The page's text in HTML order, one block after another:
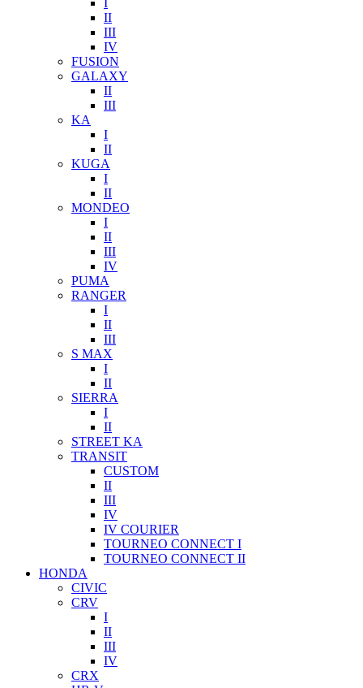
I
II
III
IV
FUSION
GALAXY
II
III
KA
I
II
KUGA
I
II
MONDEO
I
II
III
IV
PUMA
RANGER
I
II
III
S MAX
I
II
SIERRA
I
II
STREET KA
TRANSIT
CUSTOM
II
III
IV
IV COURIER
TOURNEO CONNECT I
TOURNEO CONNECT II
HONDA
CIVIC
CRV
I
II
III
IV
CRX